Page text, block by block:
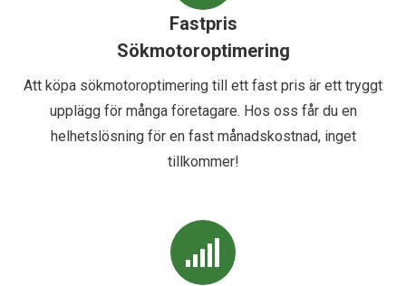
Fastpris
Sökmotoroptimering
Att köpa sökmotoroptimering till ett fast pris är ett tryggt
upplägg för många företagare. Hos oss får du en
helhetslösning för en fast månadskostnad, inget
tillkommer!